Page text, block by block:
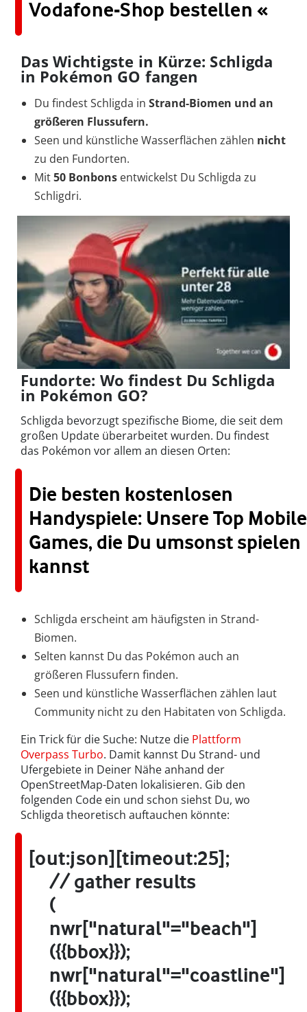
Vodafone-Shop bestellen «
Das Wichtigste in Kürze: Schligda
in Pokémon GO fangen
Du findest Schligda in Strand-Biomen und an
größeren Flussufern.
Seen und künstliche Wasserflächen zählen nicht
zu den Fundorten.
Mit50 Bonbons entwickelst Du Schligda zu
Schligdri.
Fundorte: Wo findest Du Schligda
in Pokémon GO?
Schligda bevorzugt spezifische Biome, die seit dem
großen Update überarbeitet wurden. Du findest
das Pokémon vor allem an diesen Orten:
Die besten kostenlosen
Handyspiele: Unsere Top Mobile
Games, die Du umsonst spielen
kannst
Schligda erscheint am häufigsten in Strand-
Biomen.
Selten kannst Du das Pokémon auch an
größeren Flussufern finden.
Seen und künstliche Wasserflächen zählen laut
Community nicht zu den Habitaten von Schligda.
Ein Trick für die Suche: Nutze die Plattform
Overpass Turbo. Damit kannst Du Strand- und
Ufergebiete in Deiner Nähe anhand der
OpenStreetMap-Daten lokalisieren. Gib den
folgenden Code ein und schon siehst Du, wo
Schligda theoretisch auftauchen könnte:
[out:json][timeout:25];
// gather results
(
nwr["natural"="beach"]
({{bbox}});
nwr["natural"="coastline"]
({{bbox}});